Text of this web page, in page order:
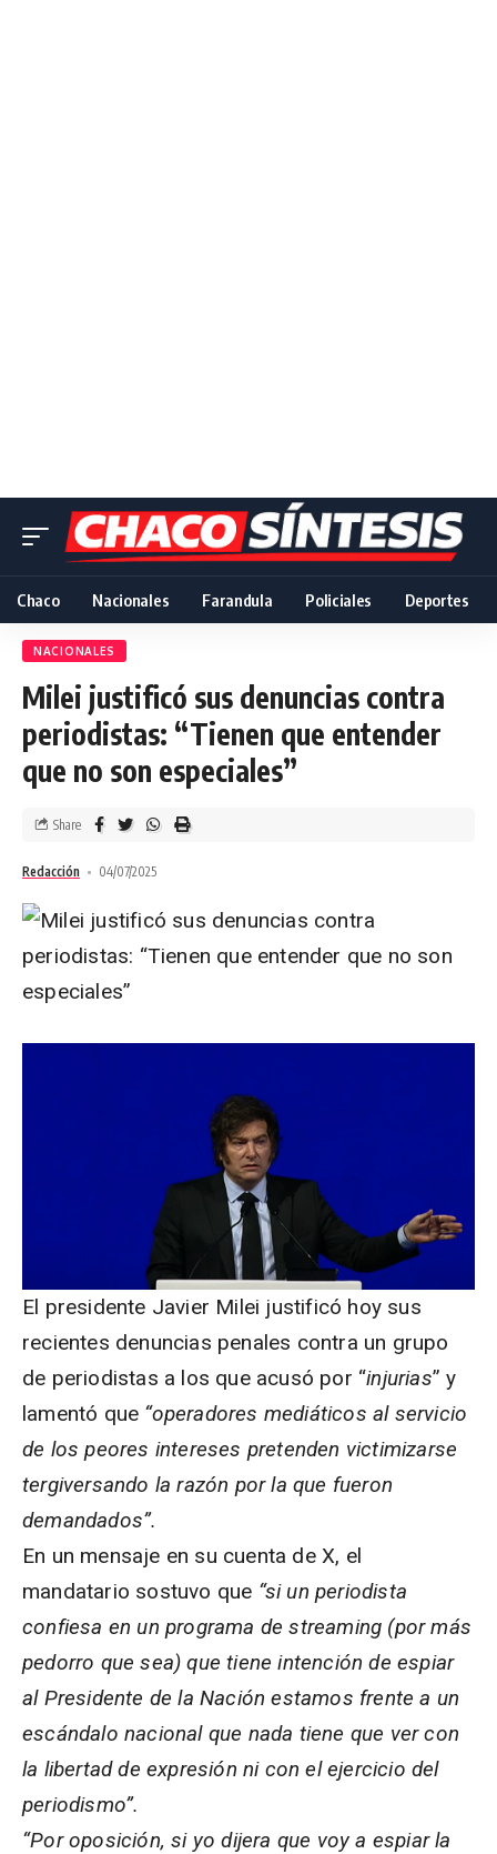
Chaco Nacionales Farandula Policiales Deportes
NACIONALES
Milei justificó sus denuncias contra
periodistas: “Tienen que entender
que no son especiales”
Redacción 04/07/2025
Share
El presidente Javier Milei justificó hoy sus
recientes denuncias penales contra un grupo
de periodistas a los que acusó por “injurias” y
lamentó que “operadores mediáticos al servicio
de los peores intereses pretenden victimizarse
tergiversando la razón por la que fueron
demandados”.
En un mensaje en su cuenta de X, el
mandatario sostuvo que “si un periodista
confiesa en un programa de streaming (por más
pedorro que sea) que tiene intención de espiar
al Presidente de la Nación estamos frente a un
escándalo nacional que nada tiene que ver con
la libertad de expresión ni con el ejercicio del
periodismo”.
“Por oposición, si yo dijera que voy a espiar la